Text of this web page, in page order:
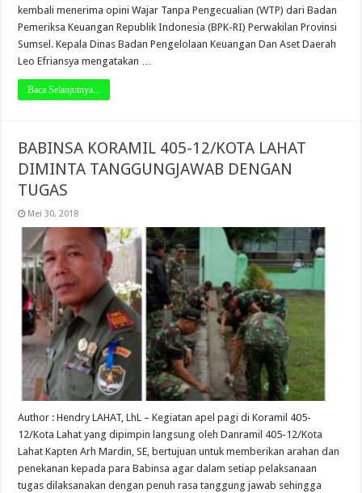
kembali menerima opini Wajar Tanpa Pengecualian (WTP) dari Badan
Pemeriksa Keuangan Republik Indonesia (BPK-RI) Perwakilan Provinsi
Sumsel. Kepala Dinas Badan Pengelolaan Keuangan Dan Aset Daerah
Leo Efriansya mengatakan …
Baca Selanjutnya...
BABINSA KORAMIL 405-12/KOTA LAHAT
DIMINTA TANGGUNGJAWAB DENGAN
TUGAS
Mei 30, 2018
Author : Hendry LAHAT, LhL – Kegiatan apel pagi di Koramil 405-
12/Kota Lahat yang dipimpin langsung oleh Danramil 405-12/Kota
Lahat Kapten Arh Mardin, SE, bertujuan untuk memberikan arahan dan
penekanan kepada para Babinsa agar dalam setiap pelaksanaan
tugas dilaksanakan dengan penuh rasa tanggung jawab sehingga